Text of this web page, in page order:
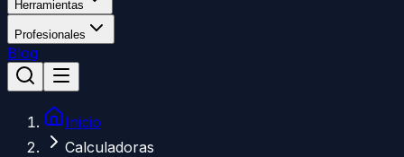
Herramientas
Profesionales
Blog
Inicio
Calculadoras